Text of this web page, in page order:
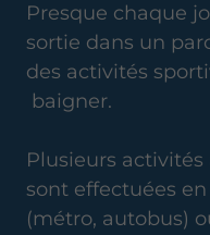
Presque chaque
sortie dans un
des activités
baigner.
Plusieurs activités
sont effectuées
(métro, autobus)